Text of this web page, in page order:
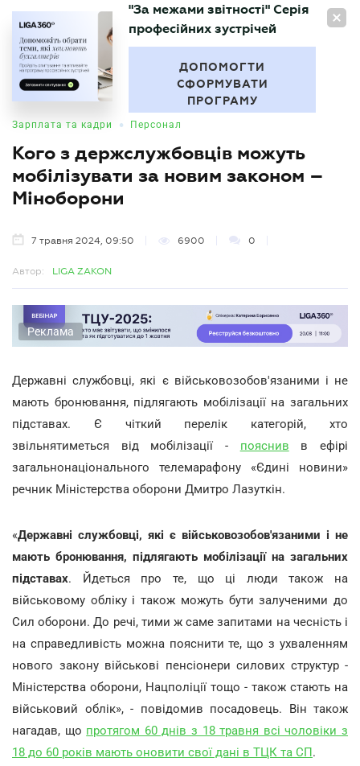
UA
БУХГАЛТЕР
"За межами звітності" Серія
професійних зустрічей
ДОПОМОГТИ
СФОРМУВАТИ
ПРОГРАМУ
Зарплата та кадри • Персонал
Кого з держслужбовців можуть
мобілізувати за новим законом –
Міноборони
7 травня 2024, 09:50 6900 0
Автор: LIGA ZAKON
Реклама
Державні службовці, які є військовозобов'язаними і не
мають бронювання, підлягають мобілізації на загальних
підставах. Є чіткий перелік категорій, хто
звільнятиметься від мобілізації - пояснив в ефірі
загальнонаціонального телемарафону «Єдині новини»
речник Міністерства оборони Дмитро Лазуткін.
«Державні службовці, які є військовозобов'язаними і не
мають бронювання, підлягають мобілізації на загальних
підставах. Йдеться про те, що ці люди також на
військовому обліку і також можуть бути залученими до
Сил оборони. До речі, тими ж саме запитами на чесність і
на справедливість можна пояснити те, що з ухваленням
нового закону військові пенсіонери силових структур -
Міністерства оборони, Нацполіції тощо - також стають на
військовий облік», - повідомив посадовець. Він також
нагадав, що протягом 60 днів з 18 травня всі чоловіки з
18 до 60 років мають оновити свої дані в ТЦК та СП.